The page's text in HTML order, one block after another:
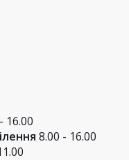
16.00
8.00 - 16.00